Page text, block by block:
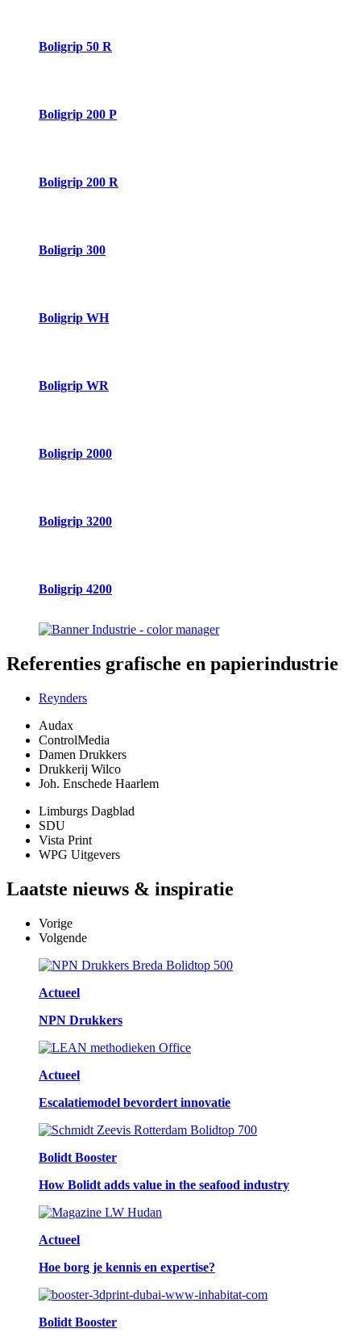
Boligrip 50 R
Boligrip 200 P
Boligrip 200 R
Boligrip 300
Boligrip WH
Boligrip WR
Boligrip 2000
Boligrip 3200
Boligrip 4200
Referenties grafische en papierindustrie
Reynders
Audax
ControlMedia
Damen Drukkers
Drukkerij Wilco
Joh. Enschede Haarlem
Limburgs Dagblad
SDU
Vista Print
WPG Uitgevers
Laatste nieuws & inspiratie
Vorige
Volgende
Actueel
NPN Drukkers
Actueel
Escalatiemodel bevordert innovatie
Bolidt Booster
How Bolidt adds value in the seafood industry
Actueel
Hoe borg je kennis en expertise?
Bolidt Booster